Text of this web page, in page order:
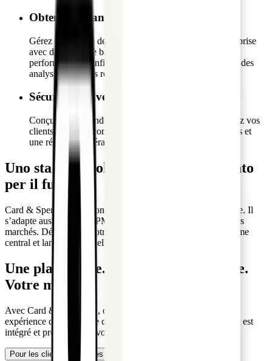
Obtenez des analyses en temps réel
Gérez l'ensemble de votre programme de cartes d'entreprise
avec des outils de back-office intuitifs. Suivez les
performances, configurez les fonctionnalités et obtenez des
analyses en temps réel sans installation complexe.
Sécurité de niveau entreprise
Conçu pour répondre aux exigences bancaires. Protégez vos
clients avec une conformité, une protection des données et
une résilience opérationnelle de haut niveau.
Uno stack tecnologico scalabile e pronto
per il futuro
Card & Spend OS est conçu pour toute configuration bancaire. Il
s’adapte aussi bien aux PME qu’aux multinationales sur divers
marchés. Développez votre offre sans restructurer votre système
central et lancez continuellement de nouvelles fonctionnalités.
Une plateforme. Une expérience fluide.
Votre marque.
Avec Card & Spend OS, offrez à vos clients entreprises une
expérience de gestion de cartes et de dépenses complète. Tout est
intégré et présenté sous votre marque de confiance.
Pour les clients Pour les banques